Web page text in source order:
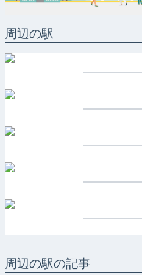
周辺の駅
周辺の駅の記事